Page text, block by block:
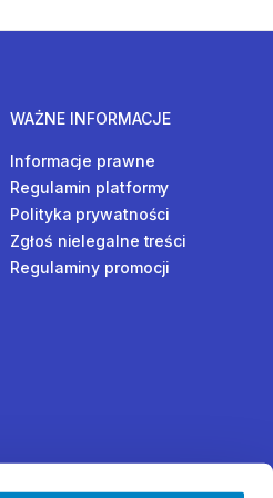
WAŻNE INFORMACJE
Informacje prawne
Regulamin platformy
Polityka prywatności
Zgłoś nielegalne treści
Regulaminy promocji